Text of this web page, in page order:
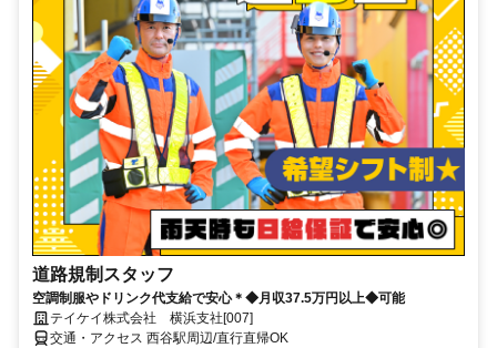
道路規制スタッフ
空調制服やドリンク代支給で安心＊◆月収37.5万円以上◆可能
テイケイ株式会社 横浜支社[007]
交通・アクセス 西谷駅周辺/直行直帰OK